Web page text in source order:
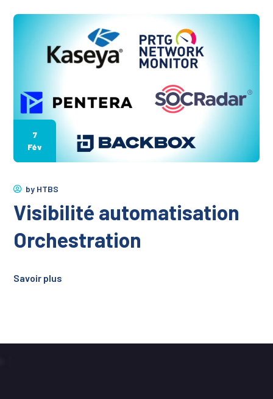
7
Fév
by HTBS
Visibilité automatisation
Orchestration
Savoir plus